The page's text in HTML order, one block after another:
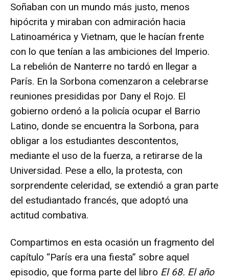
Soñaban con un mundo más justo, menos
hipócrita y miraban con admiración hacia
Latinoamérica y Vietnam, que le hacían frente
con lo que tenían a las ambiciones del Imperio.
La rebelión de Nanterre no tardó en llegar a
París. En la Sorbona comenzaron a celebrarse
reuniones presididas por Dany el Rojo. El
gobierno ordenó a la policía ocupar el Barrio
Latino, donde se encuentra la Sorbona, para
obligar a los estudiantes descontentos,
mediante el uso de la fuerza, a retirarse de la
Universidad. Pese a ello, la protesta, con
sorprendente celeridad, se extendió a gran parte
del estudiantado francés, que adoptó una
actitud combativa.
Compartimos en esta ocasión un fragmento del
capítulo “París era una fiesta” sobre aquel
episodio, que forma parte del libro El 68. El año